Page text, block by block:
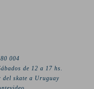
004
de 12 a 17 hs.
del skate a Uruguay